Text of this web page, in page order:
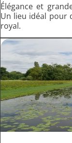
Élégance et
Un lieu idéal pour
royal.